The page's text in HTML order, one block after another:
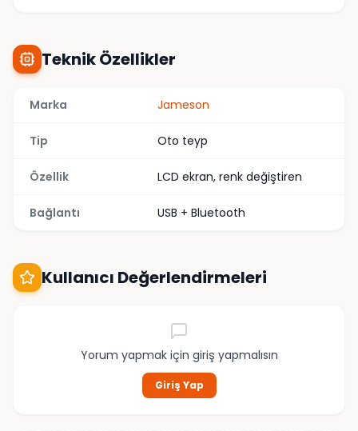
Teknik Özellikler
Marka Jameson
Tip Oto teyp
Özellik LCD ekran, renk değiştiren
Bağlantı USB + Bluetooth
Kullanıcı Değerlendirmeleri
Yorum yapmak için giriş yapmalısın
Giriş Yap